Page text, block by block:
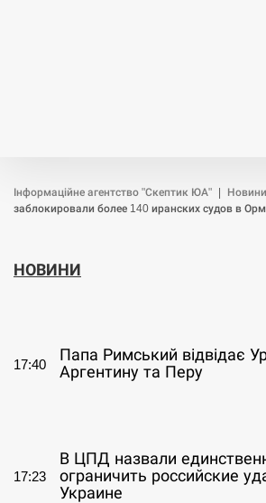
Інформаційне агентство "Скептик ЮА" Новини
заблокировали более 140 иранских судов в
НОВИНИ
17:40
Папа Римський відвідає
Аргентину та Перу
17:23
В ЦПД назвали
ограничить российские
Украине